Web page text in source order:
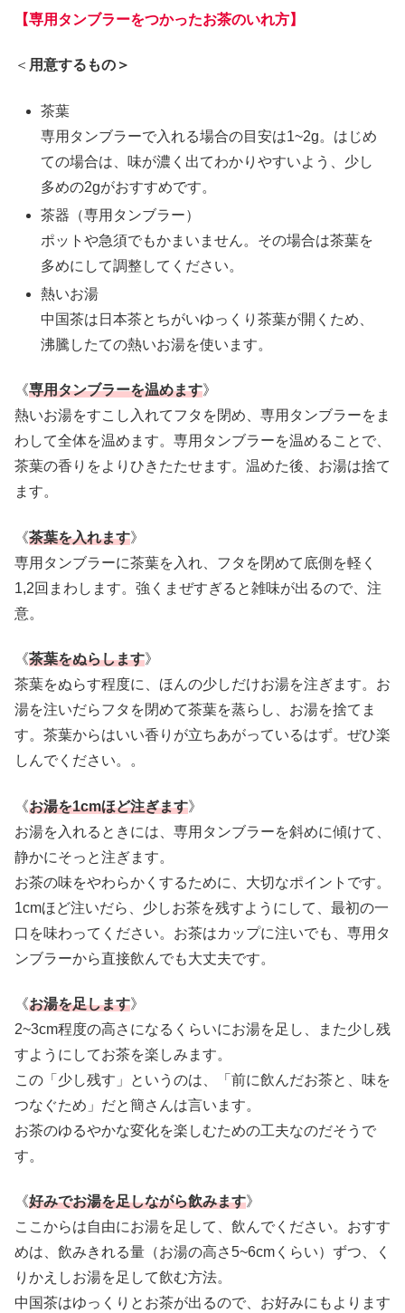
【専用タンブラーをつかったお茶のいれ方】
＜ 用意するもの＞
茶葉
専用タンブラーで入れる場合の目安は1~2g。はじめ
ての場合は、味が濃く出てわかりやすいよう、少し
多めの2gがおすすめです。
茶器（専用タンブラー）
ポットや急須でもかまいません。その場合は茶葉を
多めにして調整してください。
熱いお湯
中国茶は日本茶とちがいゆっくり茶葉が開くため、
沸騰したての熱いお湯を使います。
《専用タンブラーを温めます》
熱いお湯をすこし入れてフタを閉め、専用タンブラーをま
わして全体を温めます。専用タンブラーを温めることで、
茶葉の香りをよりひきたたせます。温めた後、お湯は捨て
ます。
《茶葉を入れます》
専用タンブラーに茶葉を入れ、フタを閉めて底側を軽く
1,2回まわします。強くまぜすぎると雑味が出るので、注
意。
《茶葉をぬらします》
茶葉をぬらす程度に、ほんの少しだけお湯を注ぎます。お
湯を注いだらフタを閉めて茶葉を蒸らし、お湯を捨てま
す。茶葉からはいい香りが立ちあがっているはず。ぜひ楽
しんでください。。
《お湯を1cmほど注ぎます》
お湯を入れるときには、専用タンブラーを斜めに傾けて、
静かにそっと注ぎます。
お茶の味をやわらかくするために、大切なポイントです。
1cmほど注いだら、少しお茶を残すようにして、最初の一
口を味わってください。お茶はカップに注いでも、専用タ
ンブラーから直接飲んでも大丈夫です。
《お湯を足します》
2~3cm程度の高さになるくらいにお湯を足し、また少し残
すようにしてお茶を楽しみます。
この「少し残す」というのは、「前に飲んだお茶と、味を
つなぐため」だと簡さんは言います。
お茶のゆるやかな変化を楽しむための工夫なのだそうで
す。
《好みでお湯を足しながら飲みます》
ここからは自由にお湯を足して、飲んでください。おすす
めは、飲みきれる量（お湯の高さ5~6cmくらい）ずつ、く
りかえしお湯を足して飲む方法。
中国茶はゆっくりとお茶が出るので、お好みにもよります